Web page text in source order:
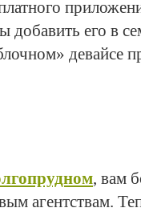
добавить его в
девайсе
, вам
агентствам.